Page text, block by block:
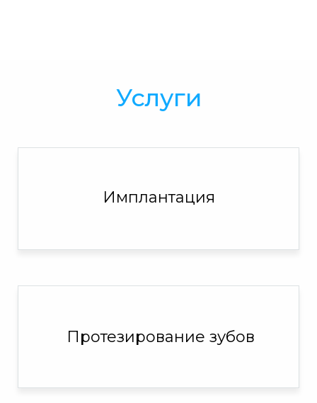
Услуги
Имплантация
Протезирование зубов